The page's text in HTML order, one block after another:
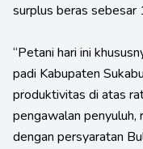
surplus beras sebesar
“Petani hari ini
padi Kabupaten
produktivitas di atas
pengawalan
dengan persyaratan